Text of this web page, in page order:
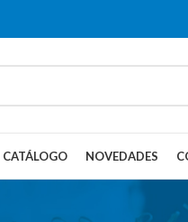
CATÁLOGO NOVEDADES